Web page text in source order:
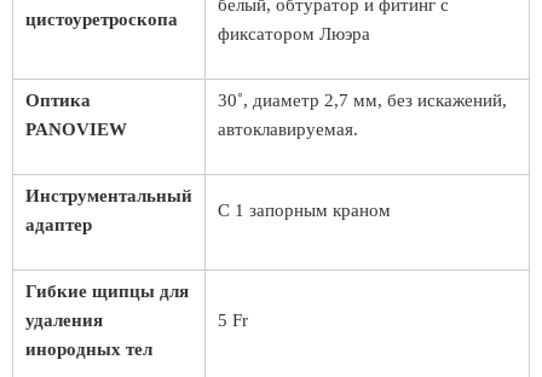
цистоуретроскопа
белый, обтуратор и фитинг с
фиксатором Люэра
Оптика
PANOVIEW
30˚, диаметр 2,7 мм, без искажений,
автоклавируемая.
Инструментальный
адаптер
С 1 запорным краном
Гибкие щипцы для
удаления
инородных тел
5 Fr